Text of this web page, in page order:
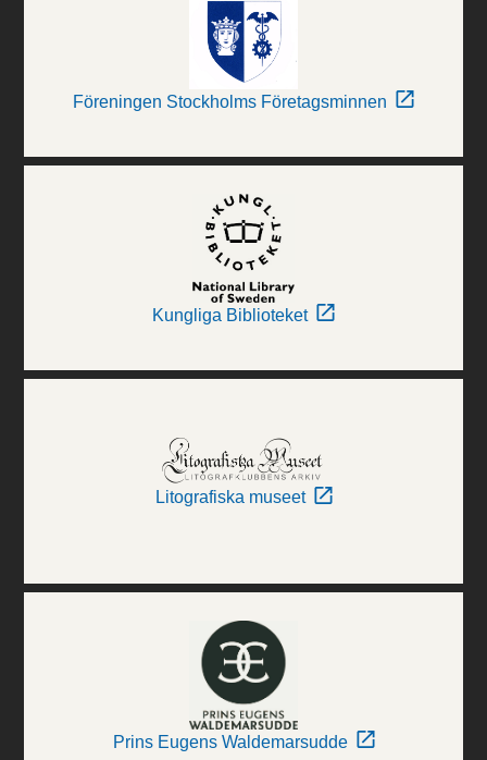
Föreningen Stockholms Företagsminnen
Kungliga Biblioteket
Litografiska museet
Prins Eugens Waldemarsudde